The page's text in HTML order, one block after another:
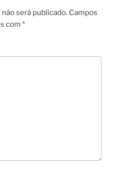
será publicado. Campos
com *